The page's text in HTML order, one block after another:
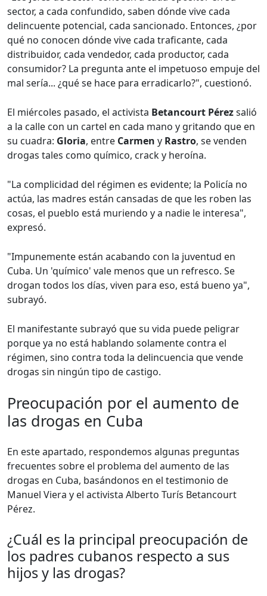
sector, a cada confundido, saben dónde vive cada
delincuente potencial, cada sancionado. Entonces, ¿por
qué no conocen dónde vive cada traficante, cada
distribuidor, cada vendedor, cada productor, cada
consumidor? La pregunta ante el impetuoso empuje del
mal sería... ¿qué se hace para erradicarlo?", cuestionó.
El miércoles pasado, el activista Betancourt Pérezsalió
a la calle con un cartel en cada mano y gritando que en
su cuadra: Gloria, entre Carmen y Rastro, se venden
drogas tales como químico, crack y heroína.
"La complicidad del régimen es evidente; la Policía no
actúa, las madres están cansadas de que les roben las
cosas, el pueblo está muriendo y a nadie le interesa",
expresó.
"Impunemente están acabando con la juventud en
Cuba. Un 'químico' vale menos que un refresco. Se
drogan todos los días, viven para eso, está bueno ya",
subrayó.
El manifestante subrayó que su vida puede peligrar
porque ya no está hablando solamente contra el
régimen, sino contra toda la delincuencia que vende
drogas sin ningún tipo de castigo.
Preocupación por el aumento de
las drogas en Cuba
En este apartado, respondemos algunas preguntas
frecuentes sobre el problema del aumento de las
drogas en Cuba, basándonos en el testimonio de
Manuel Viera y el activista Alberto Turís Betancourt
Pérez.
¿Cuál es la principal preocupación de
los padres cubanos respecto a sus
hijos y las drogas?